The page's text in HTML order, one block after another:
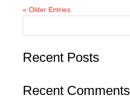
« Older Entries
Recent Posts
Recent Comments